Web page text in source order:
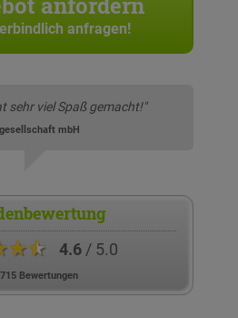
anfragen!
sehr viel Spaß gemacht!"
mbH
4.6/ 5.0
Bewertungen